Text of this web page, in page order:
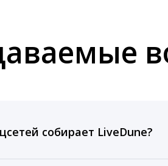
собирает LiveDune?